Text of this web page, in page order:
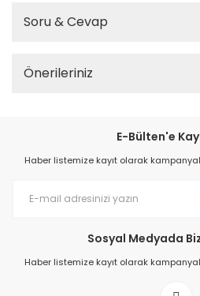
Soru & Cevap
Önerileriniz
E-Bülten'e
Haber listemize kayıt olarak
Sosyal Medyada
Haber listemize kayıt olarak